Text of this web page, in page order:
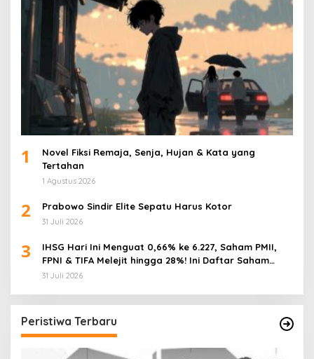
1
Novel Fiksi Remaja, Senja, Hujan & Kata yang
Tertahan
1 Agustus 2026
2 Prabowo Sindir Elite Sepatu Harus Kotor
31 Juli 2026
3
IHSG Hari Ini Menguat 0,66% ke 6.227, Saham PMII,
FPNI & TIFA Melejit hingga 28%! Ini Daftar Saham
Paling Cuan & Volume Tertinggi 31 Juli 2026
31 Juli 2026
Peristiwa Terbaru